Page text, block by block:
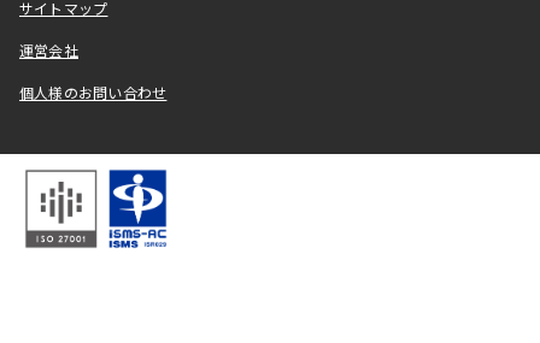
サイトマップ
運営会社
個人様のお問い合わせ